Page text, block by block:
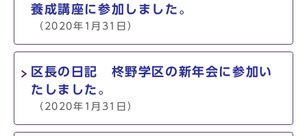
養成講座に参加しました。
（2020年1月31日）
区長の日記 柊野学区の新年会に参加い
たしました。
（2020年1月31日）